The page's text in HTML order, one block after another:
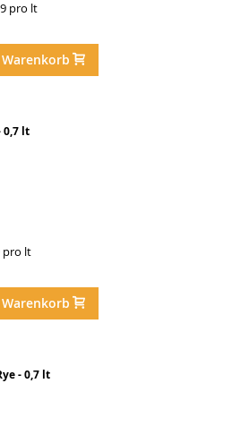
pro lt
0,7 lt
pro lt
- 0,7 lt